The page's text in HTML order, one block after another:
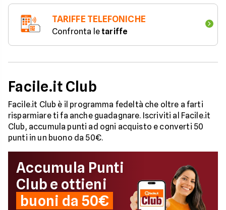
TARIFFE TELEFONICHE
Confronta le tariffe
Facile.it Club
Facile.it Club è il programma fedeltà che oltre a farti
risparmiare ti fa anche guadagnare. Iscriviti al Facile.it
Club, accumula punti ad ogni acquisto e converti 50
punti in un buono da 50€.
Accumula Punti
Club e ottieni
buoni da 50€